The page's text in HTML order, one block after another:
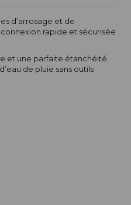
d’arrosage et de
rapide et sécurisée
et une parfaite étanchéité.
de pluie sans outils